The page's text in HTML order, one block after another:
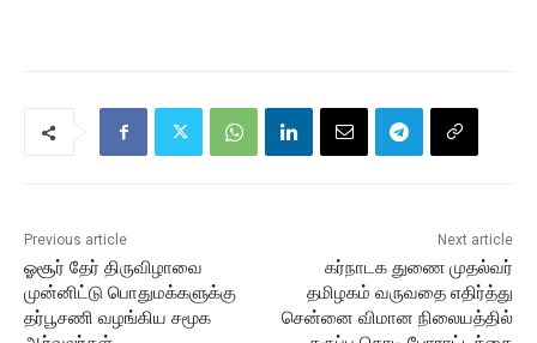
Previous article
ஓசூர் தேர் திருவிழாவை
முன்னிட்டு பொதுமக்களுக்கு
தர்பூசணி வழங்கிய சமூக
Next article
கர்நாடக துணை முதல்வர்
தமிழகம் வருவதை எதிர்த்து
சென்னை விமான நிலையத்தில்